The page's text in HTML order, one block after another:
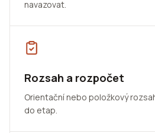
navazovat.
Rozsah a rozpočet
Orientační nebo položkový
do etap.